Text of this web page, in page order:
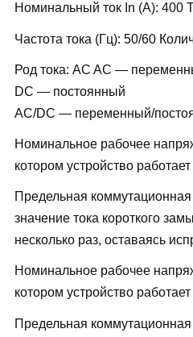
Номинальный ток In (А): 400
Частота тока (Гц): 50/60
Род тока: AC AC —
DC — постоянный
AC/DC — переменный/
Номинальное рабочее
котором устройство
Предельная
значение тока короткого
несколько раз, оставаясь
Номинальное рабочее
котором устройство
Предельная